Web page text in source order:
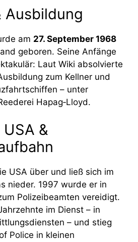
Ausbildung
am 27. September 1968
geboren. Seine Anfänge
Laut Wiki absolvierte
zum Kellner und
– unter
Hapag‑Lloyd.
&
USA über und ließ sich im
nieder. 1997 wurde er in
Polizeibeamten vereidigt.
im Dienst – in
– und stieg
Police in kleinen